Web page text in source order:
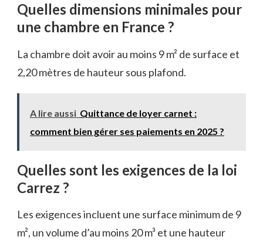
Quelles dimensions minimales pour
une chambre en France ?
La chambre doit avoir au moins 9 m² de surface et
2,20 mètres de hauteur sous plafond.
A lire aussi Quittance de loyer carnet :
comment bien gérer ses paiements en 2025 ?
Quelles sont les exigences de la loi
Carrez ?
Les exigences incluent une surface minimum de 9
m², un volume d’au moins 20 m³ et une hauteur